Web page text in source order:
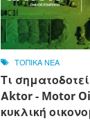
ΤΟΠΙΚΑ ΝΕΑ
Τι
Αktor - Motor
κυκλική